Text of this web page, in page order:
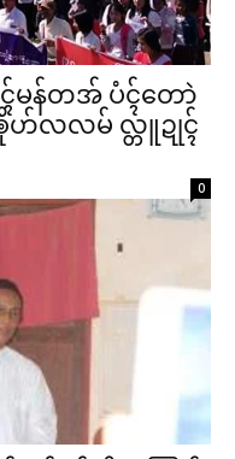
မန်တအ် ပံၚ်တောဲ
ၜိုဟ်လလမ် လ္တူဍုၚ်
0